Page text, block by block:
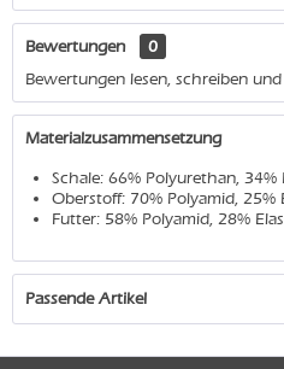
Bewertungen
0
Bewertungen lesen, schreiben
Materialzusammensetzung
Schale: 66% Polyurethan, 34%
Oberstoff: 70% Polyamid, 25%
Futter: 58% Polyamid, 28%
Passende Artikel